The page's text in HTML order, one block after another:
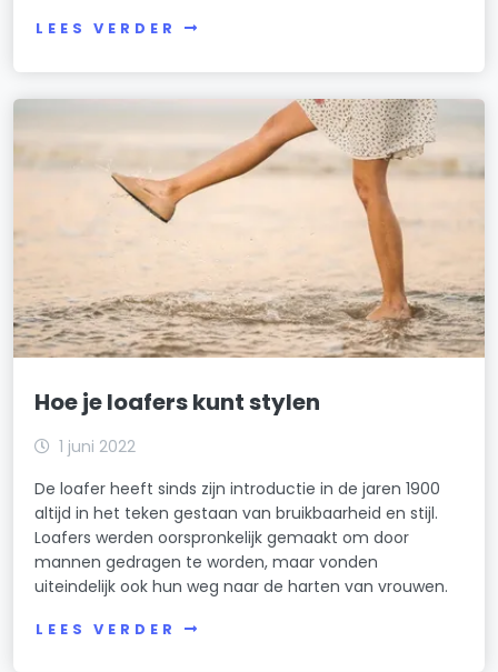
LEES VERDER
Hoe je loafers kunt stylen
1 juni 2022
De loafer heeft sinds zijn introductie in de jaren 1900
altijd in het teken gestaan van bruikbaarheid en stijl.
Loafers werden oorspronkelijk gemaakt om door
mannen gedragen te worden, maar vonden
uiteindelijk ook hun weg naar de harten van vrouwen.
LEES VERDER